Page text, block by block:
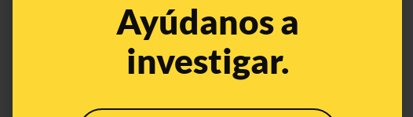
Ayúdanos a
investigar.
Access your community account